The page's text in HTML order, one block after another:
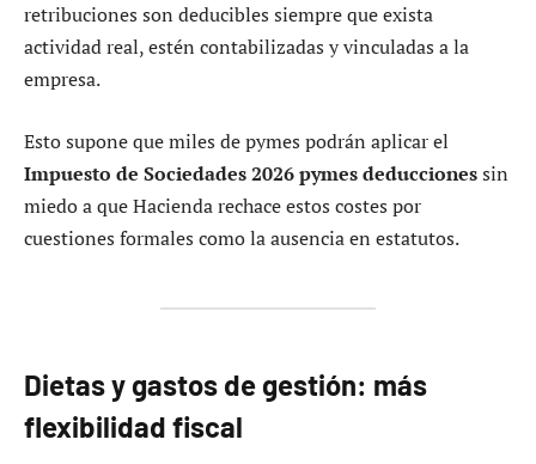
retribuciones son deducibles siempre que exista
actividad real, estén contabilizadas y vinculadas a la
empresa.
Esto supone que miles de pymes podrán aplicar el
Impuesto de Sociedades 2026 pymes deduccionessin
miedo a que Hacienda rechace estos costes por
cuestiones formales como la ausencia en estatutos.
Dietas y gastos de gestión: más
flexibilidad fiscal